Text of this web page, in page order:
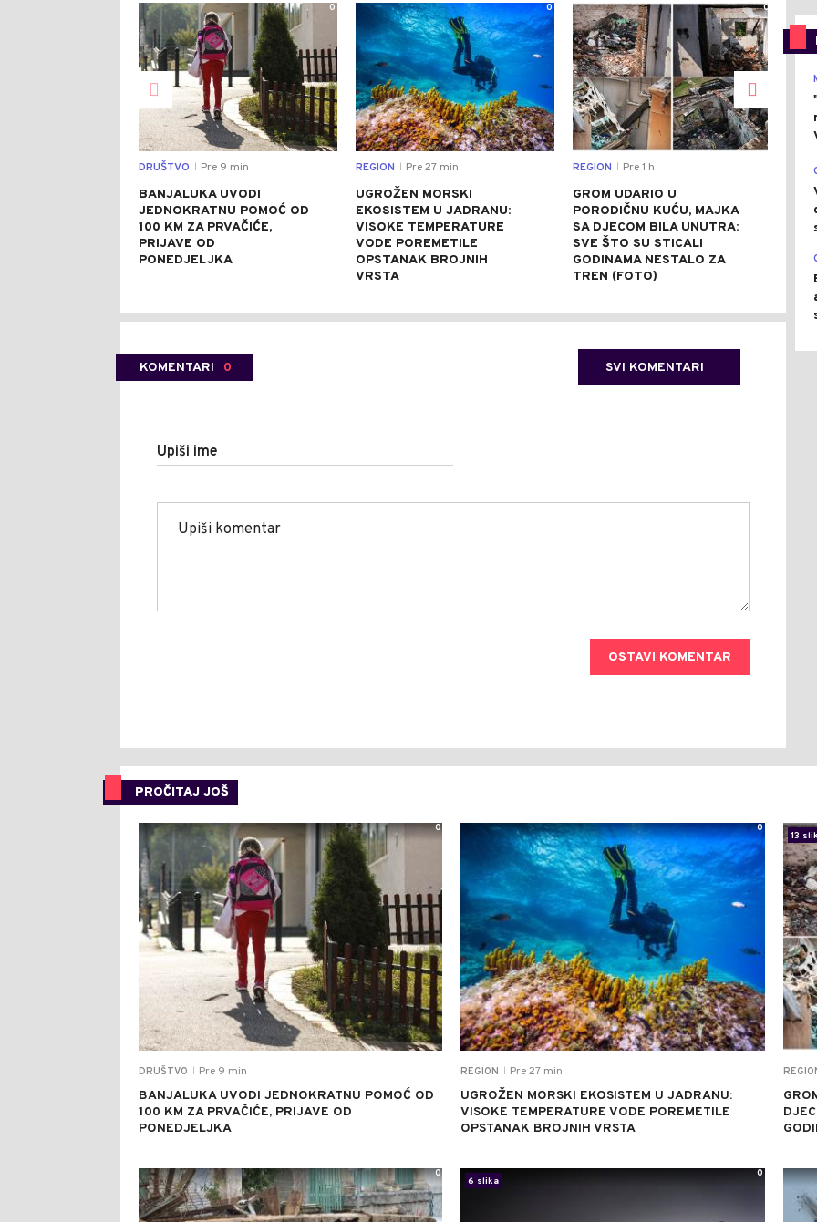
0
DRUŠTVO Pre 9 min
BANJALUKA UVODI
JEDNOKRATNU POMOĆ OD
100 KM ZA PRVAČIĆE,
PRIJAVE OD
PONEDJELJKA
0
REGION Pre 27 min
UGROŽEN MORSKI
EKOSISTEM U JADRANU:
VISOKE TEMPERATURE
VODE POREMETILE
OPSTANAK BROJNIH
VRSTA
0
REGION Pre 1 h
GROM UDARIO U
PORODIČNU KUĆU, MAJKA
SA DJECOM BILA UNUTRA:
SVE ŠTO SU STICALI
GODINAMA NESTALO ZA
TREN (FOTO)
KOMENTARI 0 SVI KOMENTARI
Upiši ime
OSTAVI KOMENTAR
PROČITAJ JOŠ
DRUŠTVO Pre 9 min
BANJALUKA UVODI JEDNOKRATNU POMOĆ OD
100 KM ZA PRVAČIĆE, PRIJAVE OD
PONEDJELJKA
0
REGION Pre 27 min
UGROŽEN MORSKI EKOSISTEM U JADRANU:
VISOKE TEMPERATURE VODE POREMETILE
OPSTANAK BROJNIH VRSTA
0
13
0
6 slika
0